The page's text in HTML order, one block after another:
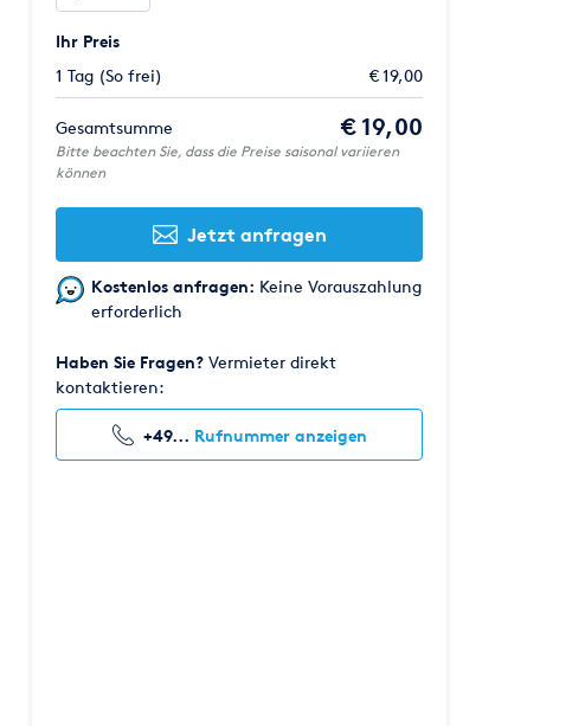
Ihr Preis
1 Tag (So frei)
€ 19,00
Gesamtsumme € 19,00
Bitte beachten Sie, dass die Preise saisonal variieren
können
Jetzt anfragen
Kostenlos anfragen: Keine Vorauszahlung
erforderlich
Haben Sie Fragen? Vermieter direkt
kontaktieren:
+49... Rufnummer anzeigen